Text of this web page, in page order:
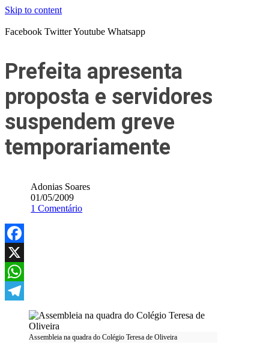
Skip to content
Facebook TwitterYoutube Whatsapp
Prefeita apresenta
proposta e servidores
suspendem greve
temporariamente
Adonias Soares
01/05/2009
1 Comentário
Facebook
X
WhatsApp
Telegram
Assembleia na quadra do Colégio Teresa de Oliveira